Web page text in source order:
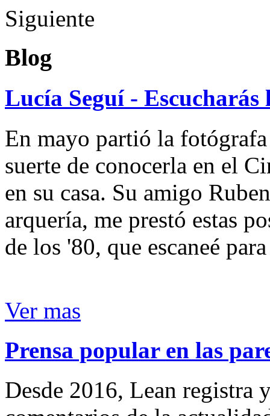
Siguiente
Blog
Lucía Seguí - Escucharás
En mayo partió la
suerte de conocerla en el
en su casa. Su amigo
arquería, me prestó estas
de los '80, que escaneé
Ver mas
Prensa popular en las
Desde 2016, Lean registra